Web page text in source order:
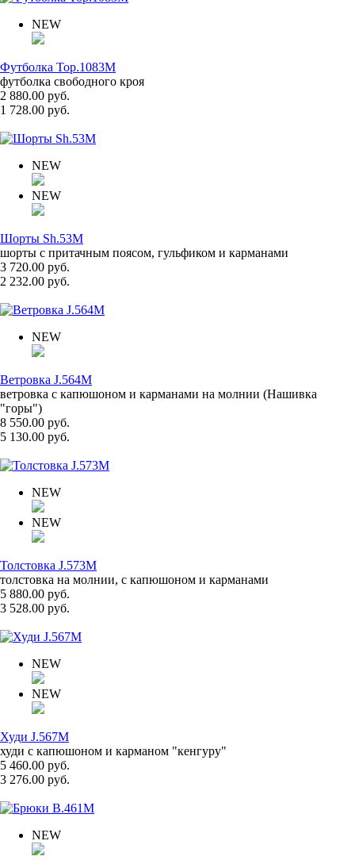
NEW
Футболка Top.1083M
футболка свободного кроя
2 880.00 руб.
1 728.00 руб.
NEW
NEW
Шорты Sh.53M
шорты с притачным поясом, гульфиком и карманами
3 720.00 руб.
2 232.00 руб.
NEW
Ветровка J.564M
ветровка с капюшоном и карманами на молнии (Нашивка
"горы")
8 550.00 руб.
5 130.00 руб.
NEW
NEW
Толстовка J.573M
толстовка на молнии, с капюшоном и карманами
5 880.00 руб.
3 528.00 руб.
NEW
NEW
Худи J.567M
худи с капюшоном и карманом "кенгуру"
5 460.00 руб.
3 276.00 руб.
NEW